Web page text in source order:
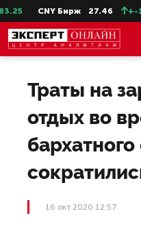
CNY Бирж 27.46 +-
Траты на
отдых во
16 окт 2020 12:57